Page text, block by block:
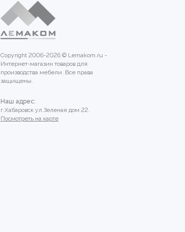
Copyright 2006-2026 © Lemakom.ru -
Интернет-магазин товаров для
производства мебели. Все права
защищены.
Наш адрес:
г.Хабаровск ул.Зеленая дом 22.
Посмотреть на карте